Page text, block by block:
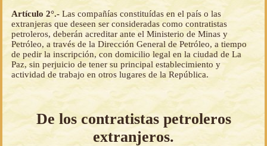
Artículo 2°.- Las compañías constituídas en el país o las
extranjeras que deseen ser consideradas como contratistas
petroleros, deberán acreditar ante el Ministerio de Minas y
Petróleo, a través de la Dirección General de Petróleo, a tiempo
de pedir la inscripción, con domicilio legal en la ciudad de La
Paz, sin perjuicio de tener su principal establecimiento y
actividad de trabajo en otros lugares de la República.
De los contratistas petroleros
extranjeros.